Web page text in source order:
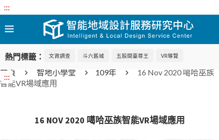
:::
熱門標籤： 文資調查 斗六舊城 五股開臺尊王 VR導覽
:::
首頁 智地小學堂 109年
16 Nov 2020 噶哈巫族
智能VR場域應用
16 NOV 2020 噶哈巫族智能VR場域應用